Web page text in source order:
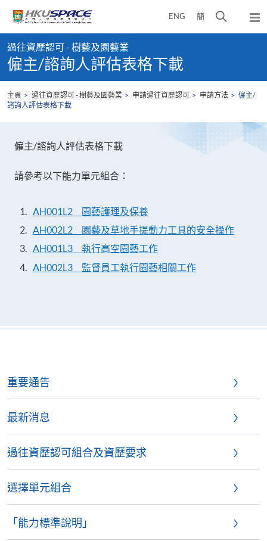
content
ENG 簡
開
面
彈
出
content
start
過往資歷認可 - 樹藝及園藝業
僱主/諮詢人評估表格下載
主頁 過往資歷認可 - 樹藝及園藝業 申請過往資歷認可 申請方法
僱主/
諮詢人評估表格下載
僱主/諮詢人評估表格下載
請參考以下能力單元組合：
AH001L2 園藝護理及保養
AH002L2 園藝及草地手提動力工具的安全操作
AH001L3 執行高空園藝工作
AH002L3 監督員工執行園藝相關工作
重要通告
最新消息
過往資歷認可組合及資歷要求
選擇單元組合
「能力標準說明」